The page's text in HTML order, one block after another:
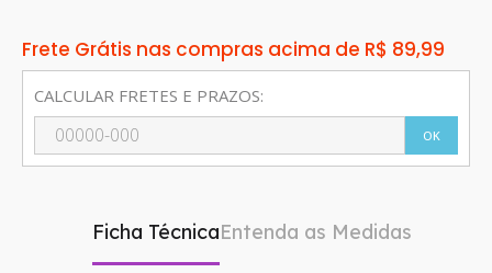
Frete Grátis nas compras acima de R$ 89,99
CALCULAR FRETES E PRAZOS:
OK
Ficha TécnicaEntenda as Medidas